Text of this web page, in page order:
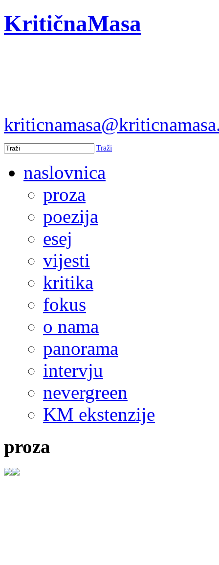
KritičnaMasa
Traži
naslovnica
proza
poezija
esej
vijesti
kritika
fokus
o nama
panorama
intervju
nevergreen
KM ekstenzije
proza